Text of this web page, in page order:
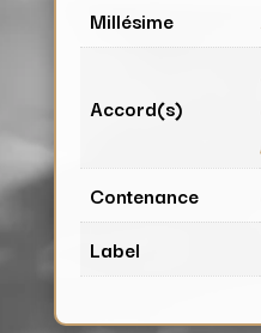
Millésime
Accord(s)
Contenance
Label